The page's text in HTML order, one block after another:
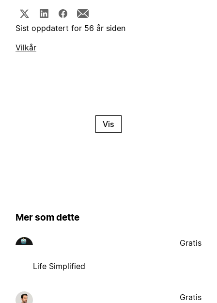
Sist oppdatert for 56 år siden
Vilkår
Vis
Mer som dette
Life Simplified
Gratis
Gratis